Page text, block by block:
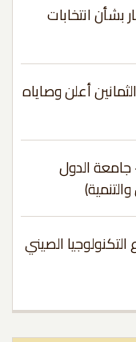
انتخابات
أعلن وصاياه
الدول
الصيني